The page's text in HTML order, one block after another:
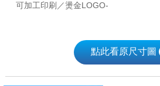
可加工印刷／燙金LOGO-
點此看原尺寸圖